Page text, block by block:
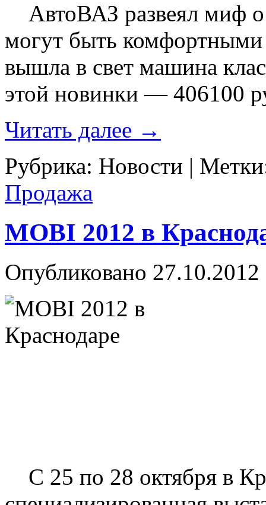
АвтоВАЗ развеял миф
могут быть
вышла в свет машина
этой новинки — 406100
Читать далее →
Рубрика: Новости |
Продажа
MOBI 2012 в
Опубликовано 27.10.2012
С 25 по 28 октября в